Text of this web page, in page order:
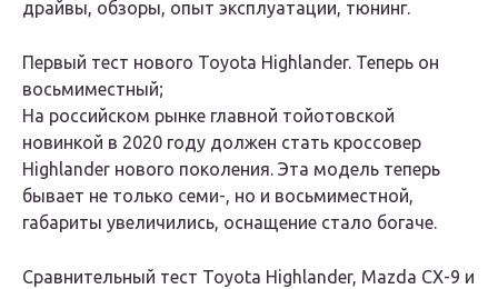
драйвы, обзоры, опыт эксплуатации, тюнинг.
Первый тест нового Toyota Highlander. Теперь он
восьмиместный;
На российском рынке главной тойотовской
новинкой в 2020 году должен стать кроссовер
Highlander нового поколения. Эта модель теперь
бывает не только семи-, но и восьмиместной,
габариты увеличились, оснащение стало богаче.
Сравнительный тест Toyota Highlander, Mazda CX-9 и